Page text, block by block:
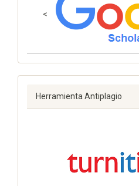
<
Herramienta Antiplagio